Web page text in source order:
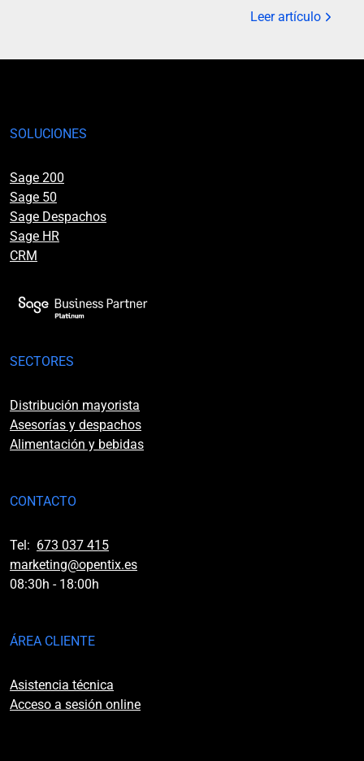
Leer artículo
SOLUCIONES
Sage 200
Sage 50
Sage Despachos
Sage HR
CRM
SECTORES
Distribución mayorista
Asesorías y despachos
Alimentación y bebidas
CONTACTO
Tel: 673 037 415
marketing@opentix.es
08:30h - 18:00h
ÁREA CLIENTE
Asistencia técnica
Acceso a sesión online